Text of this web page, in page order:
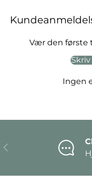
Vær den første
Ingen
Forrige